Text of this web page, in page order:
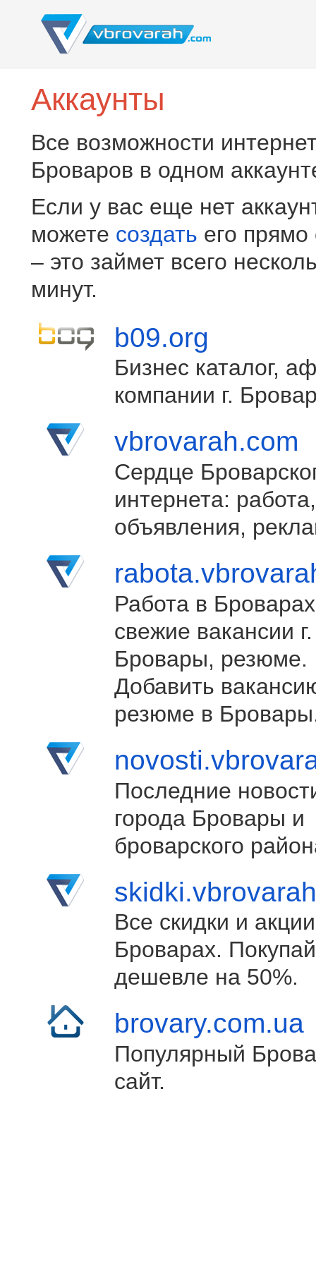
Аккаунты
Все возможности
Броваров в одном
Если у вас еще нет
можете создать его прямо
– это займет всего
минут.
b09.org
Бизнес каталог,
компании г.
vbrovarah.com
Сердце
интернета: работа,
объявления,
Работа в
свежие вакансии г.
Бровары, резюме.
Добавить
резюме в
Последние
города Бровары и
броварского
Все скидки и
Броварах.
дешевле на 50%.
brovary.com.ua
Популярный
сайт.